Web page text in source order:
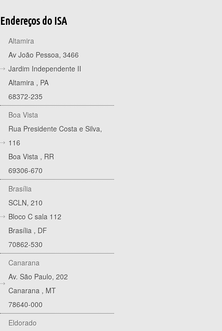
Endereços do ISA
Altamira
Av João Pessoa, 3466
Jardim Independente II
Altamira , PA
68372-235
Boa Vista
Rua Presidente Costa e Silva,
116
Boa Vista , RR
69306-670
Brasília
SCLN, 210
Bloco C sala 112
Brasília , DF
70862-530
Canarana
Av. São Paulo, 202
Canarana , MT
78640-000
Eldorado